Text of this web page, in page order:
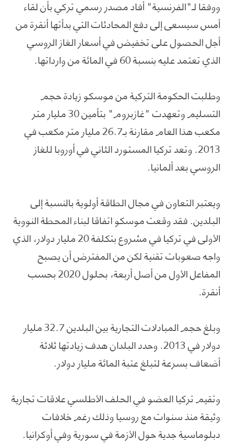
ووفقا لـ"الفرنسية" أفاد مصدر رسمي تركي بأن لقاء
أمس سيسعى إلى دفع المحادثات التي بدأتها أنقرة من
أجل الحصول على تخفيض في أسعار الغاز الروسي
الذي تعتمد عليه بنسبة 60 في المائة من وارداتها.
وطلبت الحكومة التركية من موسكو زيادة حجم
التسليم وتعهدت "غازبروم" بتأمين 30 مليار متر
مكعب هذا العام مقارنة بـ26.7 مليار متر مكعب في
2013. وتعد تركيا المستورد الثاني في أوروبا للغاز
الروسي بعد ألمانيا.
ويعتبر التعاون في مجال الطاقة أولوية بالنسبة إلى
البلدين. فقد وقعت موسكو اتفاقا لبناء المحطة النووية
الأولى في تركيا في مشروع بتكلفة 20 مليار دولار، الذي
واجه صعوبات تقنية لكن من المفترض أن يصبح
المفاعل الأول من أصل أربعة، بحلول 2020 بحسب
أنقرة.
وبلغ حجم المبادلات التجارية بين البلدين 32.7 مليار
دولار في 2013. وحدد البلدان هدف زيادتها ثلاثة
أضعاف بسرعة لتبلغ عتبة المائة مليار دولار.
وتقيم تركيا العضو في الحلف الأطلسي علاقات تجارية
وثيقة منذ سنوات مع روسيا وذلك رغم خلافات
دبلوماسية جدية حول الأزمة في سورية وفي أوكرانيا.